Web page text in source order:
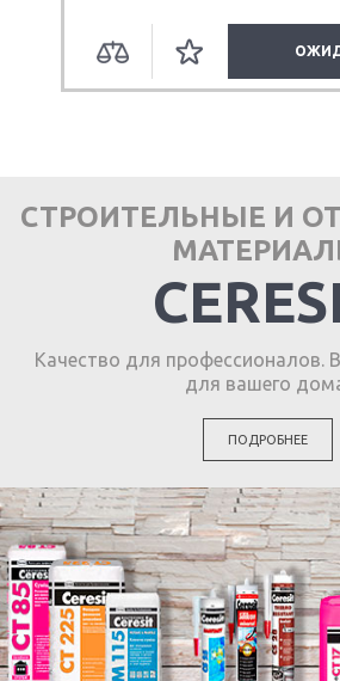
СТРОИТЕЛЬНЫЕ И
Качество для профессионалов.
для вашего
ПОДРОБНЕЕ